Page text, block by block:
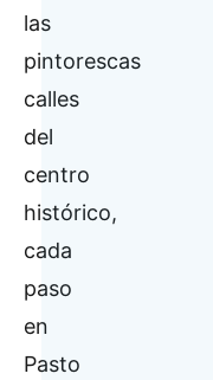
las
pintorescas
calles
del
centro
histórico,
cada
paso
en
Pasto